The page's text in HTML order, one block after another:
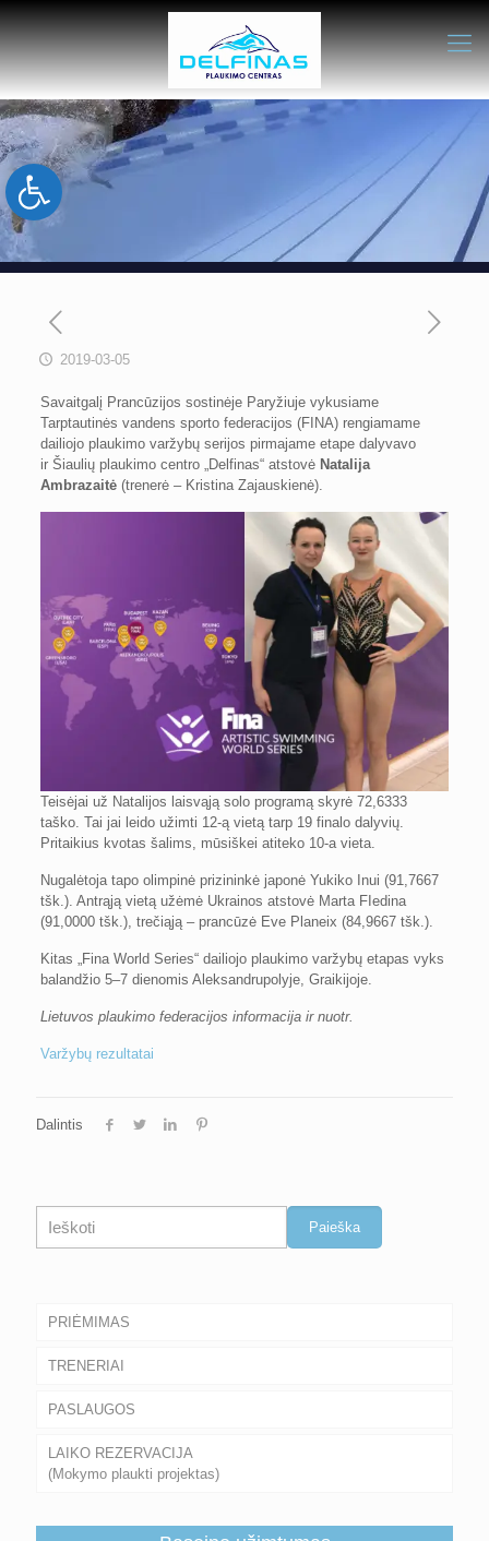
Open toolbar
2019-03-05
Savaitgalį Prancūzijos sostinėje Paryžiuje vykusiame
Tarptautinės vandens sporto federacijos (FINA) rengiamame
dailiojo plaukimo varžybų serijos pirmajame etape dalyvavo
ir Šiaulių plaukimo centro „Delfinas“ atstovė Natalija
Ambrazaitė(trenerė – Kristina Zajauskienė).
Teisėjai už Natalijos laisvąją solo programą skyrė 72,6333
taško. Tai jai leido užimti 12-ą vietą tarp 19 finalo dalyvių.
Pritaikius kvotas šalims, mūsiškei atiteko 10-a vieta.
Nugalėtoja tapo olimpinė prizininkė japonė Yukiko Inui (91,7667
tšk.). Antrąją vietą užėmė Ukrainos atstovė Marta FIedina
(91,0000 tšk.), trečiąją – prancūzė Eve Planeix (84,9667 tšk.).
Kitas „Fina World Series“ dailiojo plaukimo varžybų etapas vyks
balandžio 5–7 dienomis Aleksandrupolyje, Graikijoje.
Lietuvos plaukimo federacijos informacija ir nuotr.
Varžybų rezultatai
Dalintis
Paieška Paieška
PRIĖMIMAS
TRENERIAI
PASLAUGOS
LAIKO REZERVACIJA
(Mokymo plaukti projektas)